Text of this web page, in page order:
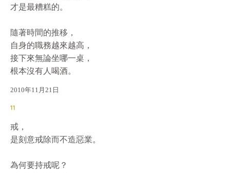
才是最糟糕的。
隨著時間的推移，
自身的職務越來越高，
接下來無論坐哪一桌，
根本沒有人喝酒。
2010年11月21日
11
戒，
是刻意戒除而不造惡業。
為何要持戒呢？